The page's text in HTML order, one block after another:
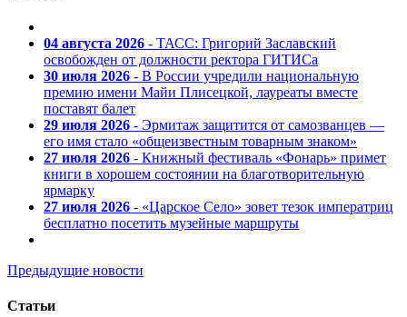
04 августа 2026 - ТАСС: Григорий Заславский
освобожден от должности ректора ГИТИСа
30 июля 2026 - В России учредили национальную
премию имени Майи Плисецкой, лауреаты вместе
поставят балет
29 июля 2026 - Эрмитаж защитится от самозванцев —
его имя стало «общеизвестным товарным знаком»
27 июля 2026 - Книжный фестиваль «Фонарь» примет
книги в хорошем состоянии на благотворительную
ярмарку
27 июля 2026 - «Царское Село» зовет тезок императриц
бесплатно посетить музейные маршруты
Предыдущие новости
Статьи